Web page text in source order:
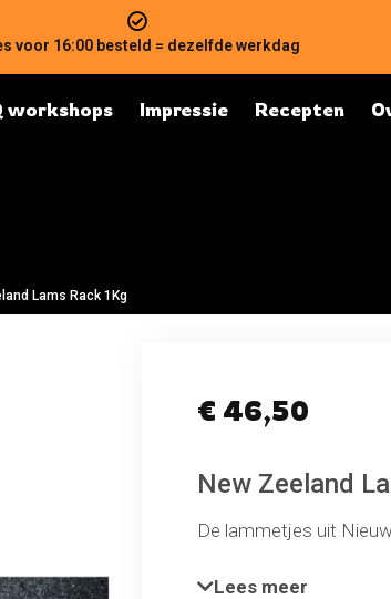
voor 16:00 besteld = dezelfde werkdag
workshops Impressie Recepten
Lams Rack 1Kg
€ 46,50
New Zeeland
De lammetjes uit
Daarnaast is de
Lees meer